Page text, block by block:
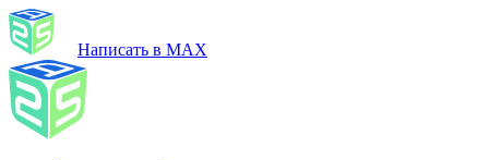
Написать в MAX